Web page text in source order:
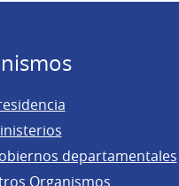
departamentales
Organismos